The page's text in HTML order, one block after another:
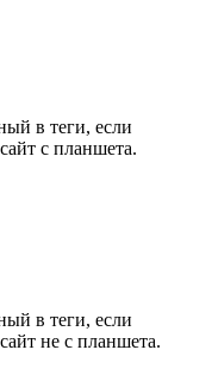
в теги, если
с планшета.
в теги, если
не с планшета.